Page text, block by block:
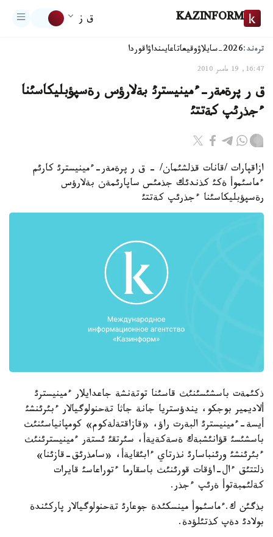
KAZINFORM ق ز
ترەند:2026-سايلاۋ وقيعاتاعايىنداۋاقوردا
16:47, 19 مامىر 2010
ق ر پرةمةر-ءمينيسترئ بةلارؤس رةسپؤبليكاسئنا
ءجذرئپ كةتتئ
ازاقپارات /قانات قذلشئمان/ - ق ر پرةمةر-ءمينيسترئ كارئم
ءماسئموأ ةكئ كذندئك جذمئس ساپارئمةن بةلارؤس
رةسپؤبليكاسئنا ءجذرئپ كةتتئ
ذكئمةت باسشئسئنئث قاسئنا توتةنشة جاعدايلار ءمينيسترئ
ألاديمير بوجكو، يندؤستريا جانة جاثا تةحنولوگيالار ءبئرئنشئ
أيسة-ءمينيسترئ البةرت راؤ، «قازاقتةلةكوم» كومپانياسئنئث
باسشئسئ قؤانئشبةك ةسةكةيةأ، سئرتقئ ئستةر ءمينيسترئنئث
ءبئرئنشئ ورئنباسارئ نذرتاي ءابئقايةأ، «سامذرئق-قازئنا»
ذلتتئق ءال-اؤقات قورئنئث باسقارما ءتوراعاسئ قايرات
كةلئمبةتوأ ةرئپ ءجذر.
بذگئن ك.ءماسئموأ مينسكئدة جوعارئ تةحنولوگيالار پاركئندة
بولادئ دةپ كذتئلؤدة.